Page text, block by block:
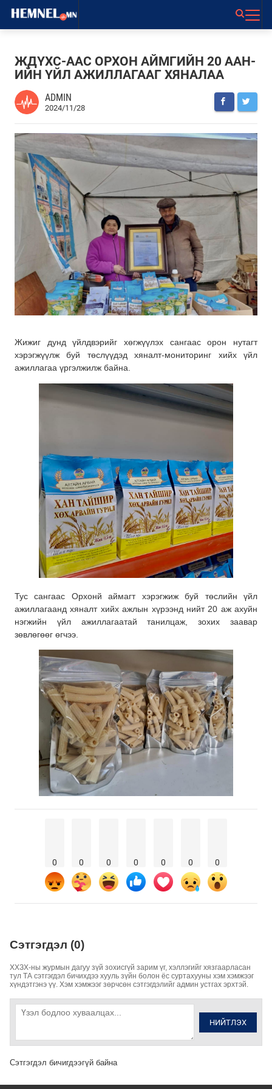
ЖДҮХС-ААС ОРХОН АЙМГИЙН 20 ААН-
ИЙН ҮЙЛ АЖИЛЛАГААГ ХЯНАЛАА
ADMIN
2024/11/28
Жижиг дунд үйлдвэрийг хөгжүүлэх сангаас орон нутагт
хэрэгжүүлж буй төслүүдэд хяналт-мониторинг хийх үйл
ажиллагаа үргэлжилж байна.
Тус сангаас Орхонй аймагт хэрэгжиж буй төслийн үйл
ажиллагаанд хяналт хийх ажлын хүрээнд нийт 20 аж ахуйн
нэгжийн үйл ажиллагаатай танилцаж, зохих заавар
зөвлөгөөг өгчээ.
0 0 0 0 0 0 0
Сэтгэгдэл (0)
ХХЗХ-ны журмын дагуу зүй зохисгүй зарим үг, хэллэгийг хязгаарласан
тул ТА сэтгэгдэл бичихдээ хууль зүйн болон ёс суртахууны хэм хэмжээг
хүндэтгэнэ үү. Хэм хэмжээг зөрчсөн сэтгэгдэлийг админ устгах эрхтэй.
НИЙТЛЭХ
Сэтгэгдэл бичигдээгүй байна